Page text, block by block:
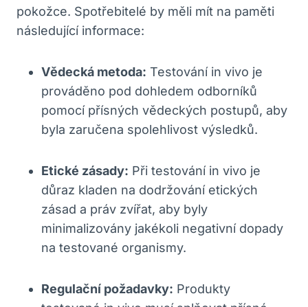
pokožce. ⁤Spotřebitelé by⁣ měli‍ mít na paměti
následující informace:
Vědecká metoda: Testování in vivo je
prováděno pod dohledem odborníků
⁢pomocí přísných⁤ vědeckých postupů, aby
⁣byla zaručena spolehlivost výsledků.
Etické zásady: Při testování in vivo ‍je
důraz kladen ⁤na dodržování⁤ etických
zásad a⁣ práv zvířat,⁢ aby byly
minimalizovány ‍jakékoli negativní ⁢dopady
⁤na testované organismy.
Regulační požadavky: Produkty